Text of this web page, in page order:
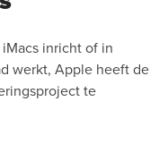
inricht of in
werkt, Apple heeft de
te